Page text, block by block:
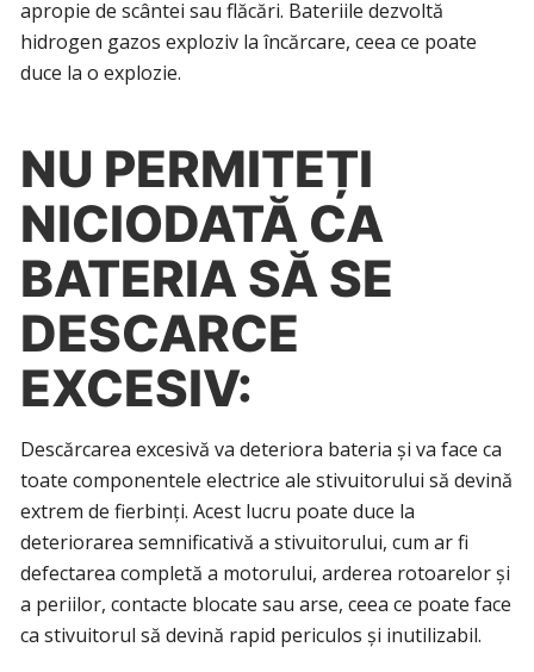
apropie de scântei sau flăcări. Bateriile dezvoltă
hidrogen gazos exploziv la încărcare, ceea ce poate
duce la o explozie.
NU PERMITEȚI
NICIODATĂ CA
BATERIA SĂ SE
DESCARCE
EXCESIV:
Descărcarea excesivă va deteriora bateria și va face ca
toate componentele electrice ale stivuitorului să devină
extrem de fierbinți. Acest lucru poate duce la
deteriorarea semnificativă a stivuitorului, cum ar fi
defectarea completă a motorului, arderea rotoarelor și
a periilor, contacte blocate sau arse, ceea ce poate face
ca stivuitorul să devină rapid periculos și inutilizabil.